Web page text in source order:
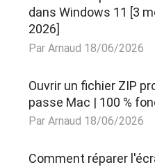
dans Windows 11 [3
2026]
Par Arnaud 18/06/2026
Ouvrir un fichier ZIP
passe Mac | 100 %
Par Arnaud 18/06/2026
Comment réparer